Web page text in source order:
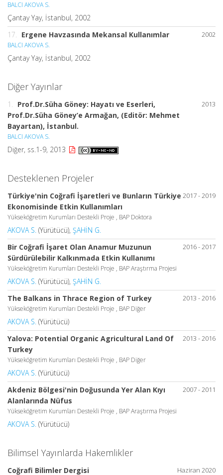
BALCI AKOVA S.
Çantay Yay, İstanbul, 2002
2002
17. Ergene Havzasında Mekansal Kullanımlar
BALCI AKOVA S.
Çantay Yay, İstanbul, 2002
Diğer Yayınlar
2013
1. Prof.Dr.Süha Göney: Hayatı ve Eserleri,
Prof.Dr.Süha Göney’e Armağan, (Editör: Mehmet
Bayartan), İstanbul.
BALCI AKOVA S.
Diğer, ss.1-9, 2013
Desteklenen Projeler
2017 - 2019
Türkiye'nin Coğrafi İşaretleri ve Bunların Türkiye
Ekonomisinde Etkin Kullanımları
Yükseköğretim Kurumları Destekli Proje , BAP Doktora
AKOVA S. (Yürütücü), ŞAHİN G.
2016 - 2017
Bir Coğrafi İşaret Olan Anamur Muzunun
Sürdürülebilir Kalkınmada Etkin Kullanımı
Yükseköğretim Kurumları Destekli Proje , BAP Araştırma Projesi
AKOVA S. (Yürütücü), ŞAHİN G.
2013 - 2016
The Balkans in Thrace Region of Turkey
Yükseköğretim Kurumları Destekli Proje , BAP Diğer
AKOVA S. (Yürütücü)
2013 - 2016
Yalova: Potential Organic Agricultural Land Of
Turkey
Yükseköğretim Kurumları Destekli Proje , BAP Diğer
AKOVA S. (Yürütücü)
2007 - 2011
Akdeniz Bölgesi'nin Doğusunda Yer Alan Kıyı
Alanlarında Nüfus
Yükseköğretim Kurumları Destekli Proje , BAP Araştırma Projesi
AKOVA S. (Yürütücü)
Bilimsel Yayınlarda Hakemlikler
Haziran 2020
Coğrafi Bilimler Dergisi